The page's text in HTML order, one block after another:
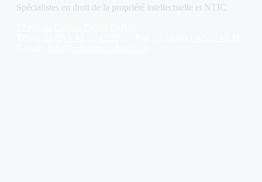
Spécialistes en droit de la propriété intellectuelle et NTIC